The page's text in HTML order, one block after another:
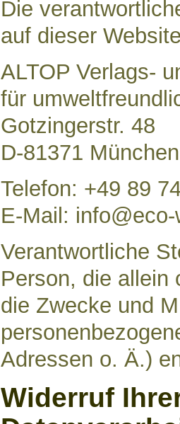
Die
auf dieser
ALTOP Verlags-
für
Gotzingerstr. 48
D-81371 München
Telefon: +49 89
E-Mail:
Verantwortliche
Person, die allein
die Zwecke und
Adressen o. Ä.)
Widerruf